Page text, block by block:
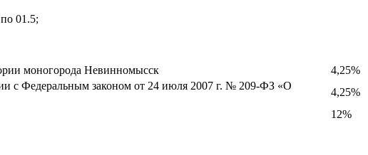
01.5;
моногорода Невинномысск
4,25%
с Федеральным законом от 24 июля 2007 г. № 209-ФЗ «О
4,25%
12%